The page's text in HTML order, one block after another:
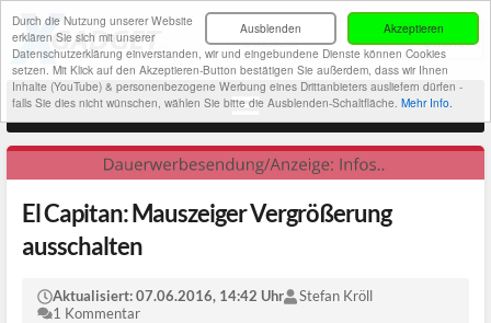
Akzeptieren
Ausblenden
Durch die Nutzung unserer Website
erklären Sie sich mit unserer
Datenschutzerklärung einverstanden, wir und eingebundene Dienste können Cookies
setzen. Mit Klick auf den Akzeptieren-Button bestätigen Sie außerdem, dass wir Ihnen
Inhalte (YouTube) & personenbezogene Werbung eines Drittanbieters ausliefern dürfen -
falls Sie dies nicht wünschen, wählen Sie bitte die Ausblenden-Schaltfläche. Mehr Info.
El Capitan: Mauszeiger Vergrößerung
ausschalten
Aktualisiert:07.06.2016, 14:42 Uhr
Stefan Kröll
1 Kommentar